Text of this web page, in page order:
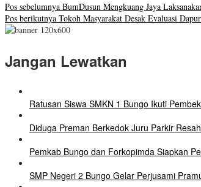
Pos sebelumnya BumDusun Mengkuang Jaya
Pos berikutnya Tokoh Masyarakat Desak Evaluasi
Jangan Lewatkan
Ratusan Siswa SMKN 1 Bungo Ikuti
Diduga Preman Berkedok Juru Parkir
Pemkab Bungo dan Forkopimda Siapkan
SMP Negeri 2 Bungo Gelar Perjusami